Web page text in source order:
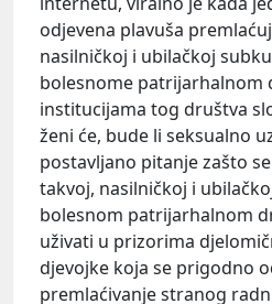
odjevena plavuša
nasilničkoj i ubilačkoj
bolesnome patrijarhalnom
institucijama tog društva
ženi će, bude li seksualno
postavljano pitanje zašto
takvoj, nasilničkoj i
bolesnom patrijarhalnom
uživati u prizorima
djevojke koja se prigodno
premlaćivanje stranog